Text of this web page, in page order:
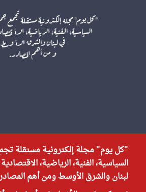
"كل يوم" مجلة إلكترونية مستقلة
السياسية، الفنية، الرياضية،
لبنان والشرق الأوسط ومن أهم